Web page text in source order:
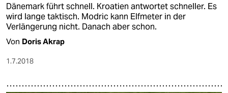
Dänemark führt schnell. Kroatien antwortet schneller. Es
wird lange taktisch. Modric kann Elfmeter in der
Verlängerung nicht. Danach aber schon.
Von Doris Akrap
1.7.2018